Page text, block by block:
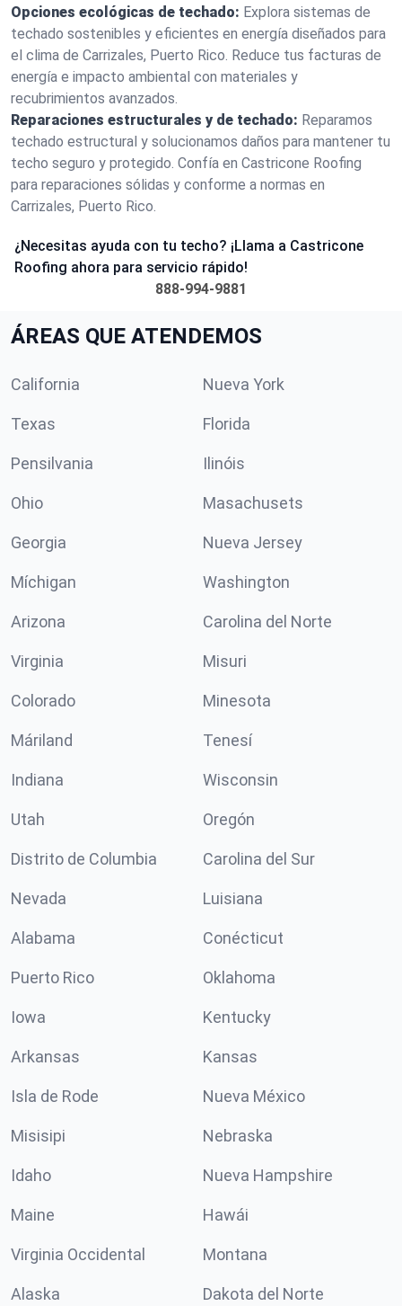
Opciones ecológicas de techado: Explora sistemas de
techado sostenibles y eficientes en energía diseñados para
el clima de Carrizales, Puerto Rico. Reduce tus facturas de
energía e impacto ambiental con materiales y
recubrimientos avanzados.
Reparaciones estructurales y de techado: Reparamos
techado estructural y solucionamos daños para mantener tu
techo seguro y protegido. Confía en Castricone Roofing
para reparaciones sólidas y conforme a normas en
Carrizales, Puerto Rico.
¿Necesitas ayuda con tu techo? ¡Llama a Castricone
Roofing ahora para servicio rápido!
888-994-9881
ÁREAS QUE ATENDEMOS
California Nueva York
Texas Florida
Pensilvania Ilinóis
Ohio Masachusets
Georgia Nueva Jersey
Míchigan Washington
Arizona Carolina del Norte
Virginia Misuri
Colorado Minesota
Máriland Tenesí
Indiana Wisconsin
Utah Oregón
Distrito de Columbia Carolina del Sur
Nevada Luisiana
Alabama Conécticut
Puerto Rico Oklahoma
Iowa Kentucky
Arkansas Kansas
Isla de Rode Nueva México
Misisipi Nebraska
Idaho Nueva Hampshire
Maine Hawái
Virginia Occidental Montana
Alaska Dakota del Norte